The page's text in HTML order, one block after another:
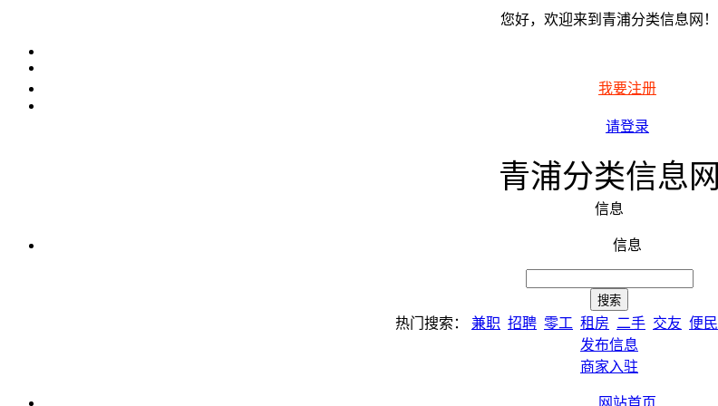
您好，欢迎来到青浦分类信息网！
我要注册
请登录
青浦分类信息网
信息
信息
热门搜索： 兼职 招聘 零工 租房 二手 交友 便民
发布信息
商家入驻
网站首页